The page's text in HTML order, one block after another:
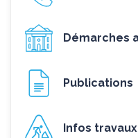
Démarches
Publications
Infos travaux